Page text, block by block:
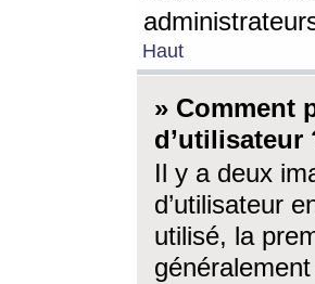
Haut
» Comment
d’utilisateur
Il y a deux
d’utilisateur
utilisé, la